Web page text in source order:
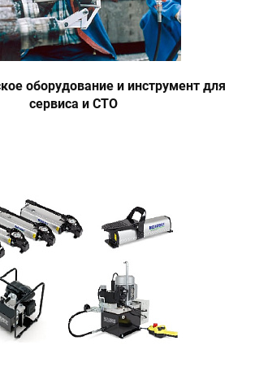
оборудование и инструмент для
сервиса и СТО